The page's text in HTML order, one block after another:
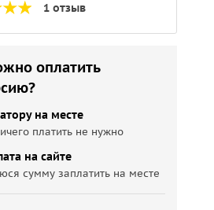
1 отзыв
оплатить
на месте
платить не нужно
на сайте
сумму заплатить на месте